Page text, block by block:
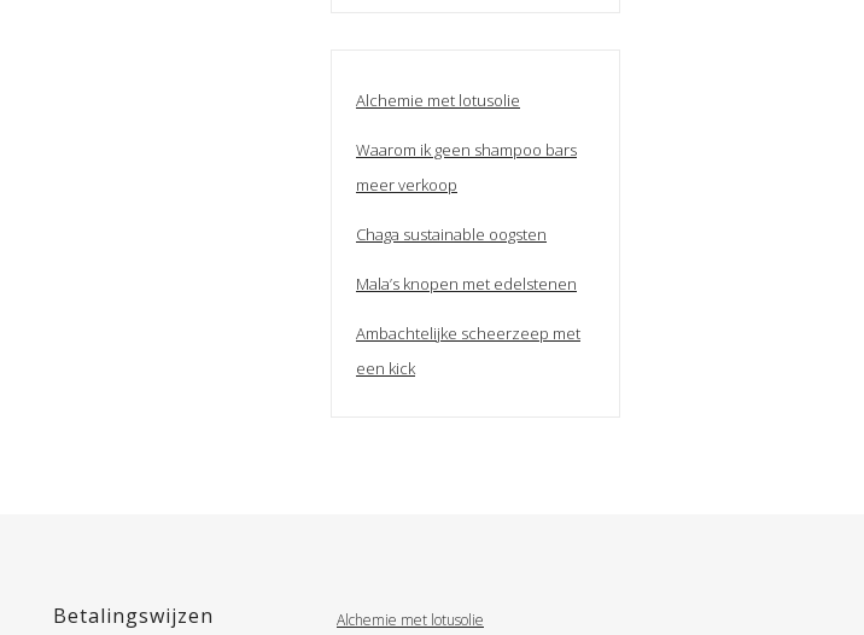
Alchemie met lotusolie
Waarom ik geen shampoo bars
meer verkoop
Chaga sustainable oogsten
Mala’s knopen met edelstenen
Ambachtelijke scheerzeep met
een kick
Betalingswijzen Alchemie met lotusolie